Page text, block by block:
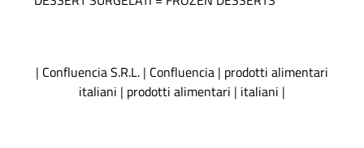
| Confluencia S.R.L. | Confluencia | prodotti alimentari
italiani | prodotti alimentari | italiani |